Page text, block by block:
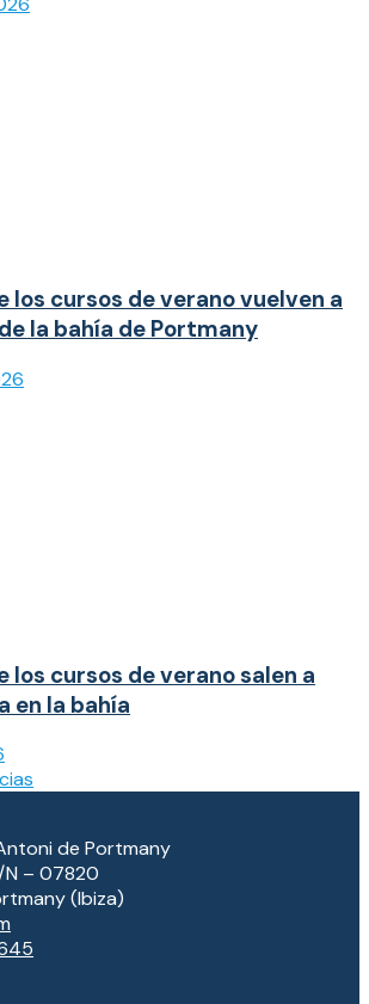
los cursos de verano vuelven a
la bahía de Portmany
los cursos de verano salen a
en la bahía
de Portmany
N – 07820
(Ibiza)